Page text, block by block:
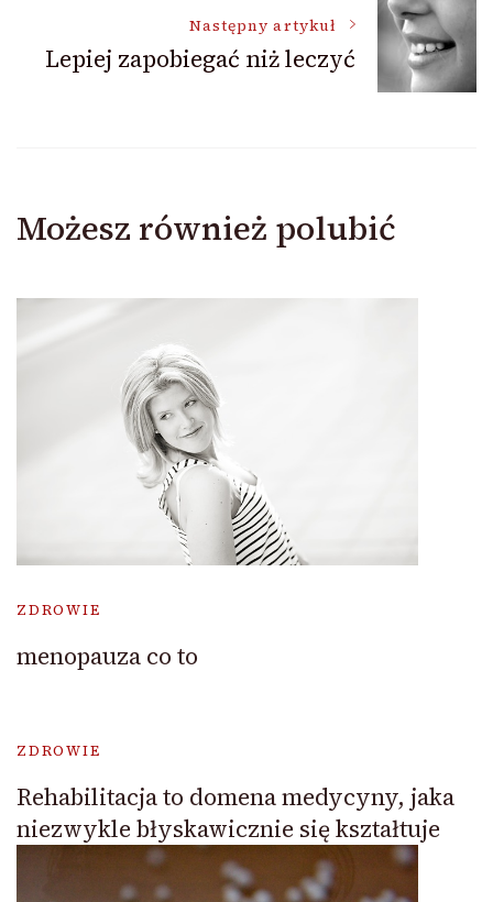
Następny artykuł
Lepiej zapobiegać niż leczyć
Możesz również polubić
ZDROWIE
menopauza co to
ZDROWIE
Rehabilitacja to domena medycyny, jaka
niezwykle błyskawicznie się kształtuje